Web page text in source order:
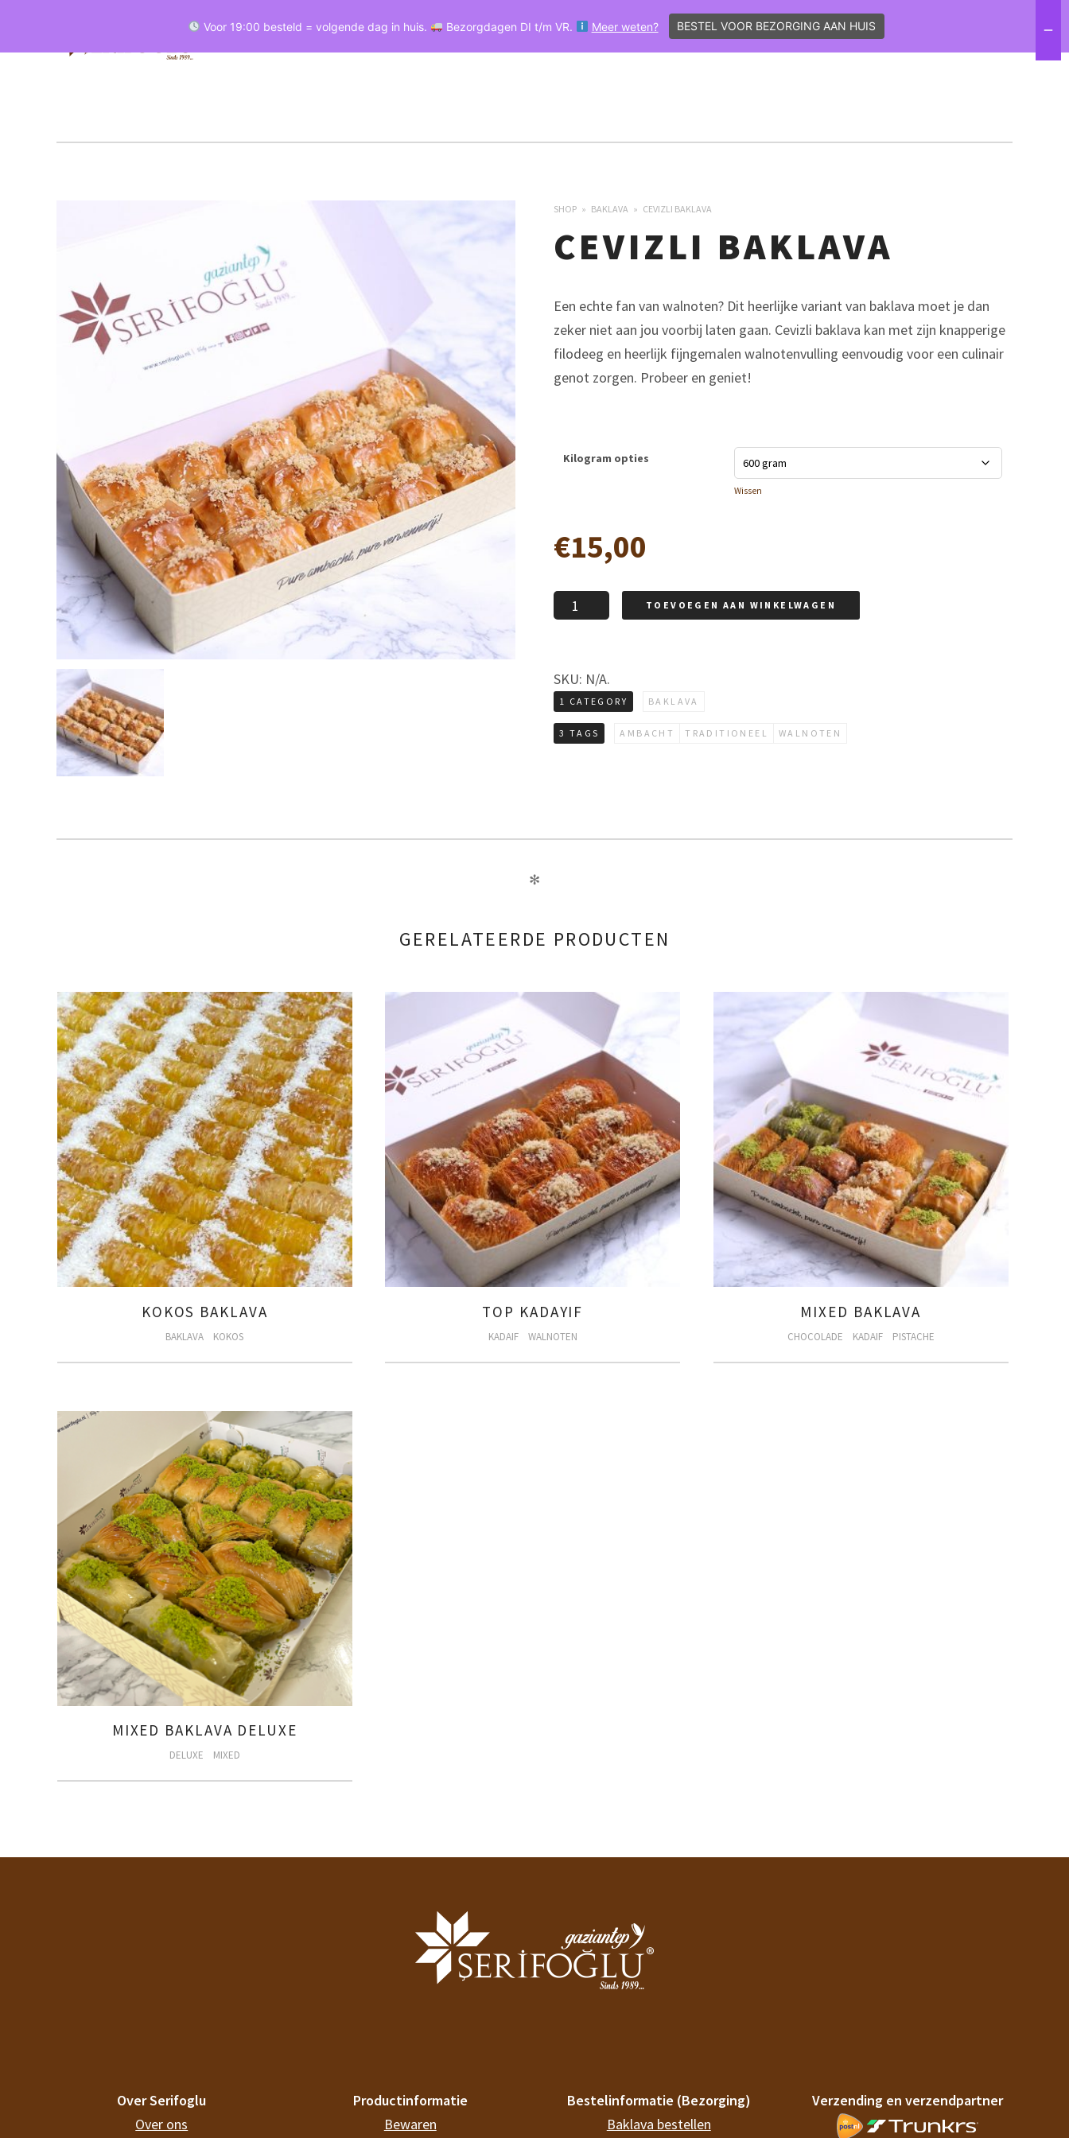
PRIMARY
HOME OVER ŞERİFOĞLU VESTIGINGEN SHOP VACATURES CONTACT
SHOP BAKLAVA CEVIZLI BAKLAVA
CEVIZLI BAKLAVA
Een echte fan van walnoten? Dit heerlijke variant van baklava moet je dan
zeker niet aan jou voorbij laten gaan. Cevizli baklava kan met zijn knapperige
filodeeg en heerlijk fijngemalen walnotenvulling eenvoudig voor een culinair
genot zorgen. Probeer en geniet!
Kilogram opties
Wissen
€15,00
Cevizli
baklava
TOEVOEGEN AAN WINKELWAGEN
SKU: N/A.
1 CATEGORY BAKLAVA
3 TAGS AMBACHT TRADITIONEEL WALNOTEN
✻
GERELATEERDE PRODUCTEN
KOKOS BAKLAVA
BAKLAVA KOKOS
TOP KADAYIF
KADAIF WALNOTEN
MIXED BAKLAVA
CHOCOLADE KADAIF PISTACHE
MIXED BAKLAVA DELUXE
DELUXE MIXED
Over Serifoglu
Over ons
Productinformatie
Bewaren
Bestelinformatie (Bezorging)
Baklava bestellen
Verzending en verzendpartner
Voor 19:00 besteld = volgende dag in huis. Bezorgdagen DI t/m VR. Meer weten? BESTEL VOOR BEZORGING AAN HUIS